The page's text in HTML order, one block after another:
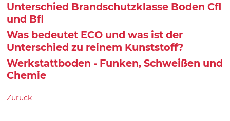
Unterschied Brandschutzklasse Boden Cfl
und Bfl
Was bedeutet ECO und was ist der
Unterschied zu reinem Kunststoff?
Werkstattboden - Funken, Schweißen und
Chemie
Zurück